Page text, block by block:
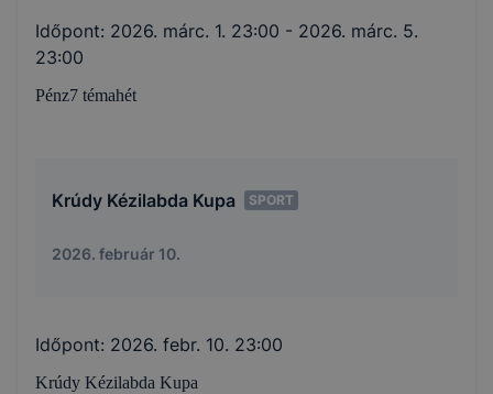
Időpont: 2026. márc. 1. 23:00 - 2026. márc. 5.
23:00
Pénz7 témahét
Krúdy Kézilabda Kupa SPORT
2026. február 10.
Időpont: 2026. febr. 10. 23:00
Krúdy Kézilabda Kupa